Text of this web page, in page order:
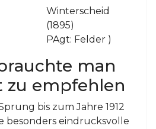
Winterscheid
(1895)
PAgt: Felder )
man
zu empfehlen
bis zum Jahre 1912
besonders eindrucksvolle